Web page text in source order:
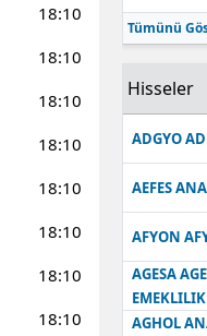
18:10
18:10
18:10
18:10
18:10
18:10
18:10
18:10
Tümünü
Hisseler
ADGYO
AEFES
AFYON
AGESA
EMEKLILIK
AGHOL